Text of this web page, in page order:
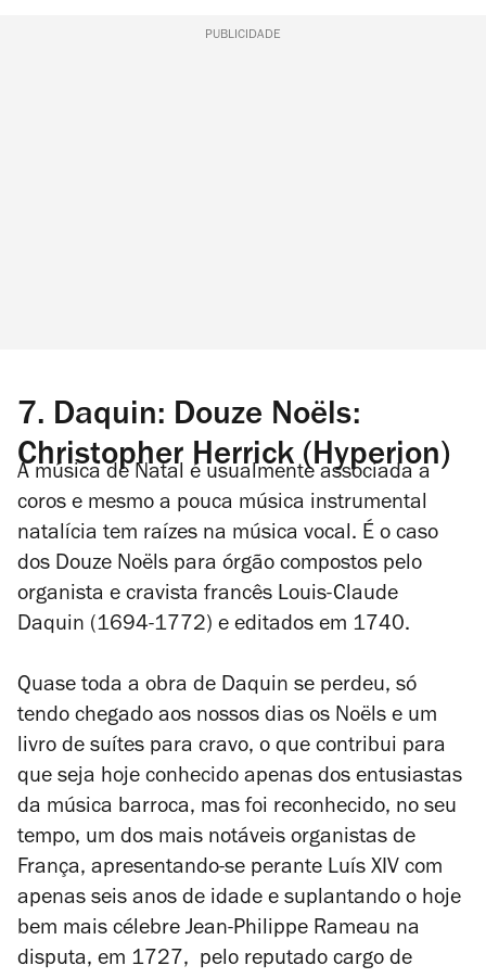
PUBLICIDADE
7. Daquin: Douze Noëls:
Christopher Herrick (Hyperion)
A música de Natal é usualmente associada a
coros e mesmo a pouca música instrumental
natalícia tem raízes na música vocal. É o caso
dos Douze Noëls para órgão compostos pelo
organista e cravista francês Louis-Claude
Daquin (1694-1772) e editados em 1740.
Quase toda a obra de Daquin se perdeu, só
tendo chegado aos nossos dias os Noëls e um
livro de suítes para cravo, o que contribui para
que seja hoje conhecido apenas dos entusiastas
da música barroca, mas foi reconhecido, no seu
tempo, um dos mais notáveis organistas de
França, apresentando-se perante Luís XIV com
apenas seis anos de idade e suplantando o hoje
bem mais célebre Jean-Philippe Rameau na
disputa, em 1727, pelo reputado cargo de